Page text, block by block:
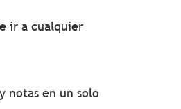
ir a cualquier
notas en un solo